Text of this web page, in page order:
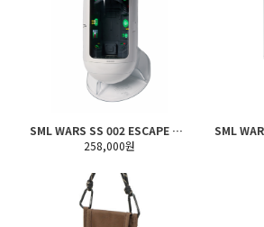
SML WARS SS 002 ESCAPE POD (Only Pod ver.)
258,000원